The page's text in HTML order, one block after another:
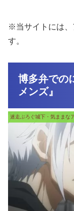
※当サイトには、
す。
博多弁での
メンズ』
迷走ぶろぐ城下・気ままな